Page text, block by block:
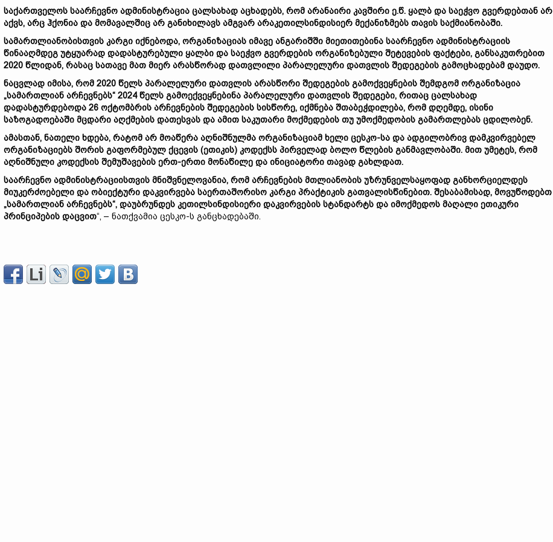
საქართველოს საარჩევნო ადმინისტრაცია ცალსახად აცხადებს, რომ არანაირი კავშირი ე.წ. ყალბ და საეჭვო გვერდებთან არ
აქვს, არც ჰქონია და მომავალშიც არ განიხილავს ამგვარ არაკეთილსინდისიერ მექანიზმებს თავის საქმიანობაში.
სამართლიანობისთვის კარგი იქნებოდა, ორგანიზაციას იმავე ანგარიშში მიეთითებინა საარჩევნო ადმინისტრაციის
წინააღმდეგ უტყუარად დადასტურებული ყალბი და საეჭვო გვერდების ორგანიზებული შეტევების ფაქტები, განსაკუთრებით
2020 წლიდან, რასაც სათავე მათ მიერ არასწორად დათვლილი პარალელური დათვლის შედეგების გამოცხადებამ დაუდო.
ნაცვლად იმისა, რომ 2020 წელს პარალელური დათვლის არასწორი შედეგების გამოქვეყნების შემდგომ ორგანიზაცია
„სამართლიან არჩევნებს“ 2024წელს გამოექვეყნებინა პარალელური დათვლის შედეგები, რითაც ცალსახად
დადასტურდებოდა 26 ოქტომბრის არჩევნების შედეგების სისწორე, იქმნება შთაბეჭდილება, რომ დღემდე, ისინი
საზოგადოებაში მცდარი აღქმების დათესვას და ამით საკუთარი მოქმედების თუ უმოქმედობის გამართლებას ცდილობენ.
ამასთან, ნათელი ხდება, რატომ არ მოაწერა აღნიშნულმა ორგანიზაციამ ხელი ცესკო-სა და ადგილობრივ დამკვირვებელ
ორგანიზაციებს შორის გაფორმებულ ქცევის (ეთიკის) კოდექსს პირველად ბოლო წლების განმავლობაში. მით უმეტეს, რომ
აღნიშნული კოდექსის შემუშავების ერთ-ერთი მონაწილე და ინიციატორი თავად გახლდათ.
საარჩევნო ადმინისტრაციისთვის მნიშვნელოვანია, რომ არჩევნების მთლიანობის უზრუნველსაყოფად განხორციელდეს
მიუკერძოებელი და ობიექტური დაკვირვება საერთაშორისო კარგი პრაქტიკის გათვალისწინებით. შესაბამისად, მოვუწოდებთ
„სამართლიან არჩევნებს“, დაუბრუნდეს კეთილსინდისიერი დაკვირვების სტანდარტს და იმოქმედოს მაღალი ეთიკური
პრინციპების დაცვით“, – ნათქვამია ცესკო-ს განცხადებაში.